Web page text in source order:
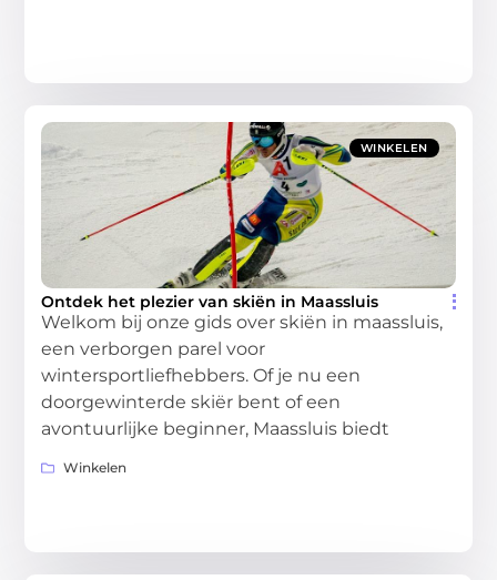
WINKELEN
Ontdek het plezier van skiën in Maassluis
Welkom bij onze gids over skiën in maassluis,
een verborgen parel voor
wintersportliefhebbers. Of je nu een
doorgewinterde skiër bent of een
avontuurlijke beginner, Maassluis biedt
Winkelen